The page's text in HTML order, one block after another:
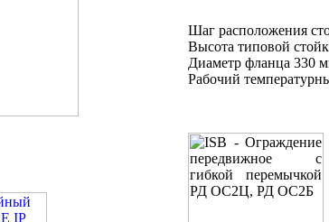
Шаг расположения
Высота типовой
Диаметр фланца 330
Рабочий